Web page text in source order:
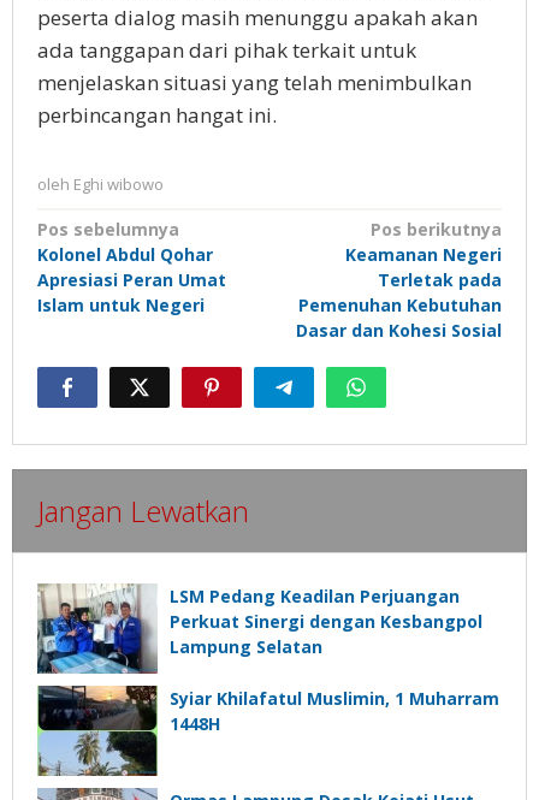
peserta dialog masih menunggu apakah akan
ada tanggapan dari pihak terkait untuk
menjelaskan situasi yang telah menimbulkan
perbincangan hangat ini.
oleh Eghi wibowo
Navigasi
pos
Pos sebelumnya
Kolonel Abdul Qohar
Apresiasi Peran Umat
Islam untuk Negeri
Pos berikutnya
Keamanan Negeri
Terletak pada
Pemenuhan Kebutuhan
Dasar dan Kohesi Sosial
Jangan Lewatkan
LSM Pedang Keadilan Perjuangan
Perkuat Sinergi dengan Kesbangpol
Lampung Selatan
Syiar Khilafatul Muslimin, 1 Muharram
1448H